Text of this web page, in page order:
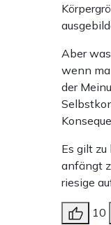
Aber
wenn
der
Es gilt
anfängt
riesige
10